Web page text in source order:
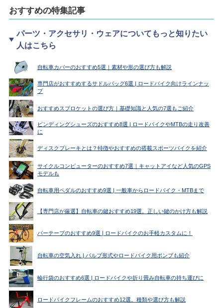
おすすめの特集記事
パーツ・アクセサリ・ウェアについてもっと知りたい
人はこちら
自転車カバーのおすすめ5選｜素材や形の選び方も解説
専門店がおすすめするサドルバッグ6選 | ロードバイク向けラインナッ
プ
おすすめスプロケットの選び方｜基礎知識と人気の7選もご紹介
ビンディングシューズのおすすめ8選 | ロードバイクやMTBの走り改善
に
ディスクブレーキとは？特徴やおすすめの搭載スポーツバイクを紹介
サイクルコンピューターのおすすめ7選｜キャットアイなど人気のGPS
モデルも
自転車用ペダルのおすすめ9選 | 一般車からロードバイク・MTBまで
【専門店が厳選】自転車の鍵おすすめ19選。正しい鍵のかけ方も解説
バーテープのおすすめ9選 | ロードバイクのお手軽カスタムに！
自転車の空気入れ | バルブ形式やロードバイク用ポンプも紹介
輪行袋のおすすめ6選 | ロードバイクや折り畳み自転車の持ち運びに
ロードバイクフレームのおすすめ12選。種類や選び方も解説